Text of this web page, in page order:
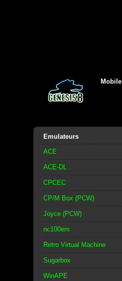
Mobile
Emulateurs
ACE
ACE-DL
CPCEC
CP/M Box (PCW)
Joyce (PCW)
nc100em
Retro Virtual Machine
Sugarbox
WinAPE